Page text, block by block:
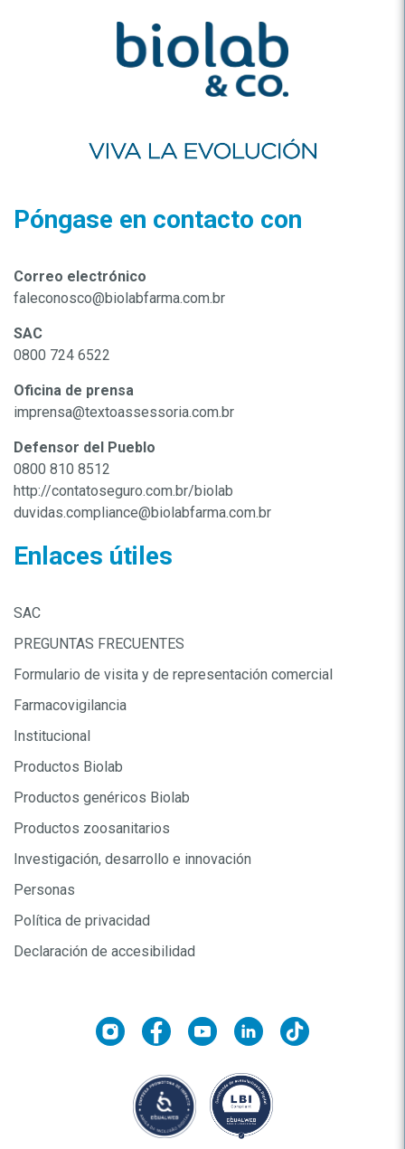
Póngase en contacto con
Correo electrónico
faleconosco@biolabfarma.com.br
SAC
0800 724 6522
Oficina de prensa
imprensa@textoassessoria.com.br
Defensor del Pueblo
0800 810 8512
http://contatoseguro.com.br/biolab
duvidas.compliance@biolabfarma.com.br
Enlaces útiles
SAC
PREGUNTAS FRECUENTES
Formulario de visita y de representación comercial
Farmacovigilancia
Institucional
Productos Biolab
Productos genéricos Biolab
Productos zoosanitarios
Investigación, desarrollo e innovación
Personas
Política de privacidad
Declaración de accesibilidad